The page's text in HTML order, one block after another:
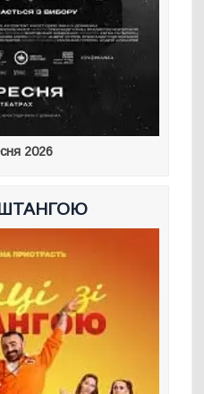
2026
ШТАНГОЮ